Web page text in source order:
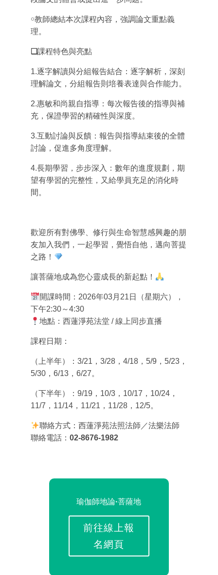
￮教師總結本次課程內容，強調論文重點義
理。
❑課程特色與亮點
1.逐字解讀與分組報告結合：逐字解析，深刻
理解論文，分組報告則培養表達與合作能力。
2.惠敏和尚親自指導：每次報告後的指導與補
充，保證學習的精確性與深度。
3.互動討論與反饋：報告與指導結束後的全體
討論，促進多角度理解。
4.長期學習，步步深入：數年的進度規劃，期
望有學習的完整性，又給學員充足的消化時
間。
歡迎所有對佛學、修行與生命智慧感興趣的朋
友加入我們，一起學習，覺悟自他，邁向菩提
之路！
讓菩薩地成為您心靈成長的新起點！
開課時間 ： 2026年03月 21 日（星期六），
下午2:30～4:30
地點：西蓮淨苑法堂 /線上同步直播
課程日期：
（上半年） ： 3/21 ， 3/28， 4/18， 5/9 ， 5/23，
5/30， 6/13， 6/27。
（下半年）
：9/19，10/3，10/17，10/24，
11/7，11/14，11/21，11/28，12/5。
聯絡方式：西蓮淨苑法照法師／法樂法師
聯絡電話： 02-8676-1982
瑜伽師地論·菩薩地
前往線上報
名網頁